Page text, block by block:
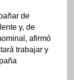
de
y, de
afirmó
trabajar y